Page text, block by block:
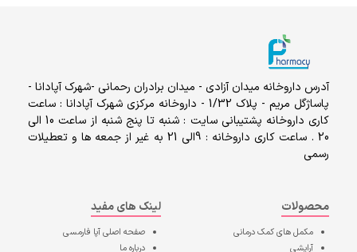
آدرس داروخانه میدان آزادی - میدان برادران رحمانی -شهرک آپادانا -
پاساژگل مریم - پلاک 1/32 - داروخانه مرکزی شهرک آپادانا : ساعت
کاری داروخانه پشتیبانی سایت : شنبه تا پنج شنبه از ساعت 10 الی
20 . ساعت کاری داروخانه : 9الی 21 به غیر از جمعه ها و تعطیلات
رسمی
محصولات
مکمل های کمک درمانی
آرایشی
لینک های مفید
صفحه اصلیآپا فارمسی
درباره ما